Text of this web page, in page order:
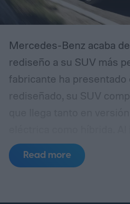
Mercedes-Benz acaba
rediseño a su SUV más
fabricante ha
rediseñado, su SUV
sedán recientemente
CLA, el GLA ahora se
Read more